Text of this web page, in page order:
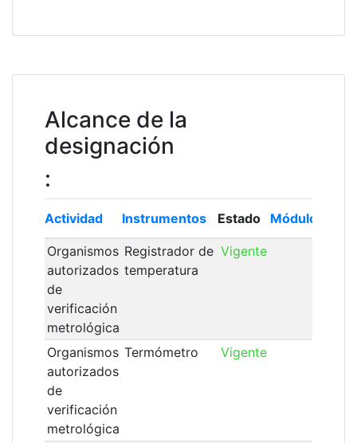
Alcance de la
designación
:
Actividad Instrumentos Estado Módulo
Organismos
autorizados
de
verificación
metrológica
Registrador de
temperatura
Vigente
Organismos
autorizados
de
verificación
metrológica
Termómetro Vigente